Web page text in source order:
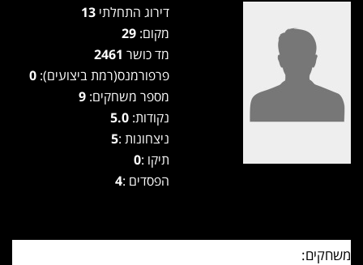
דירוג התחלתי
מקום:
מד כושר
פרפורמנס(רמת ביצועים):
מספר משחקים:
נקודות: 5.0
ניצחונות :5
תיקו :0
הפסדים :4
משחקים: